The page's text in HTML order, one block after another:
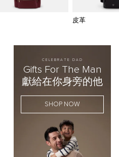
皮革
CELEBRATE DAD
Gifts For The Man
獻給在你身旁的他
SHOP NOW